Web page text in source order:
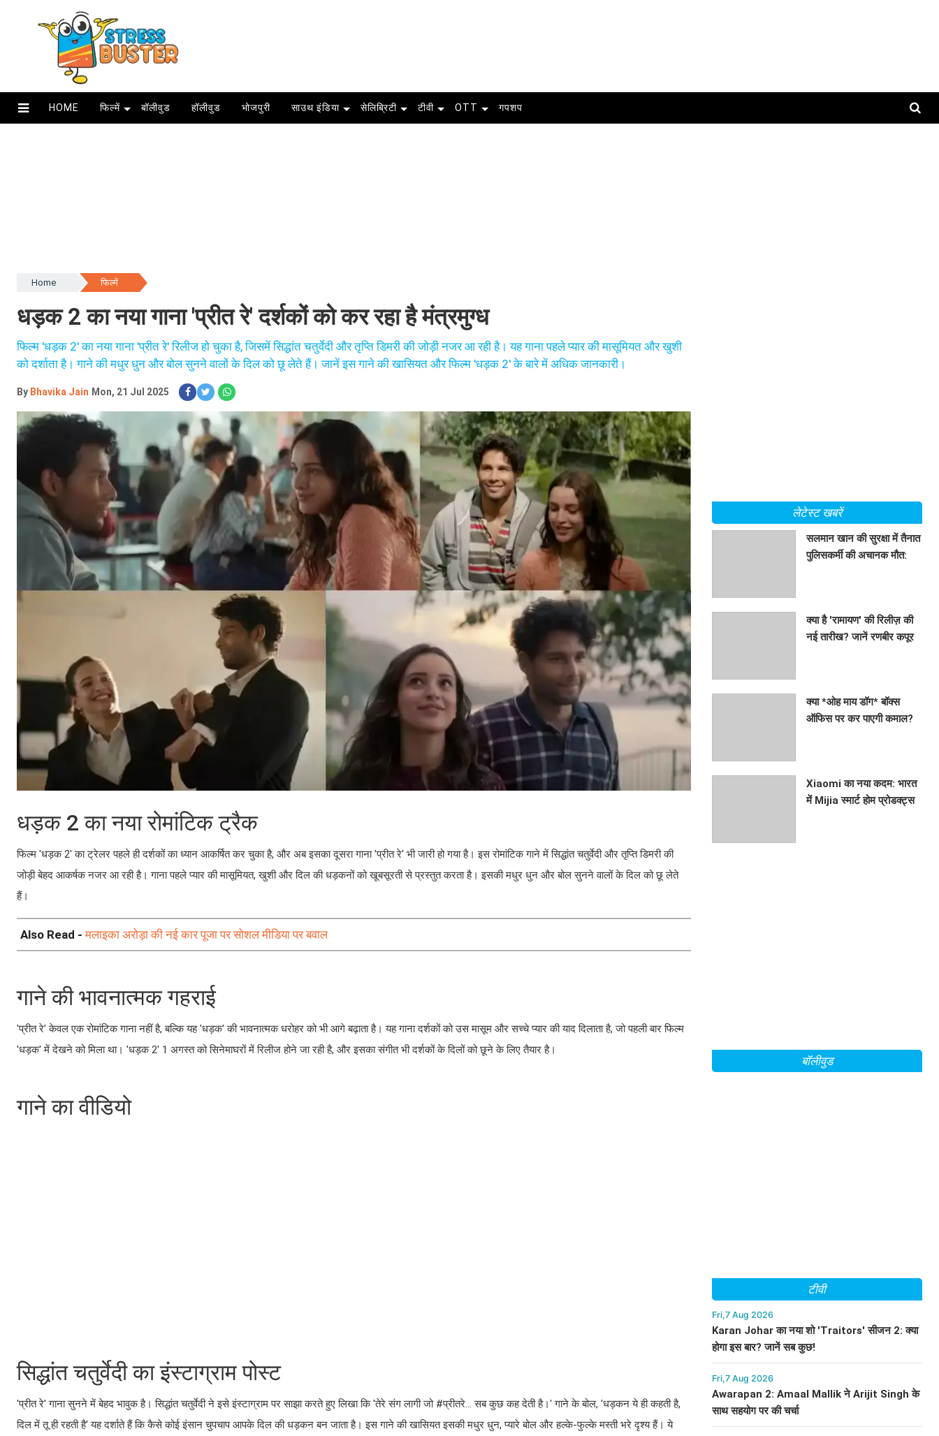
HOME फिल्में बॉलीवुड हॉलीवुड भोजपुरी साउथ इंडिया सेलिब्रिटी टीवी OTT गपशप
Home फिल्में
धड़क 2 का नया गाना 'प्रीत रे' दर्शकों को कर रहा है मंत्रमुग्ध
फिल्म 'धड़क 2' का नया गाना 'प्रीत रे' रिलीज हो चुका है, जिसमें सिद्धांत चतुर्वेदी और तृप्ति डिमरी की जोड़ी नजर आ रही है। यह गाना पहले प्यार की मासूमियत और खुशी
को दर्शाता है। गाने की मधुर धुन और बोल सुनने वालों के दिल को छू लेते हैं। जानें इस गाने की खासियत और फिल्म 'धड़क 2' के बारे में अधिक जानकारी।
By Bhavika Jain Mon, 21 Jul 2025
धड़क 2 का नया रोमांटिक ट्रैक
फिल्म 'धड़क 2' का ट्रेलर पहले ही दर्शकों का ध्यान आकर्षित कर चुका है, और अब इसका दूसरा गाना 'प्रीत रे' भी जारी हो गया है। इस रोमांटिक गाने में सिद्धांत चतुर्वेदी और तृप्ति डिमरी की
जोड़ी बेहद आकर्षक नजर आ रही है। गाना पहले प्यार की मासूमियत, खुशी और दिल की धड़कनों को खूबसूरती से प्रस्तुत करता है। इसकी मधुर धुन और बोल सुनने वालों के दिल को छू लेते
हैं।
Also Read -मलाइका अरोड़ा की नई कार पूजा पर सोशल मीडिया पर बवाल
गाने की भावनात्मक गहराई
'प्रीत रे' केवल एक रोमांटिक गाना नहीं है, बल्कि यह 'धड़क' की भावनात्मक धरोहर को भी आगे बढ़ाता है। यह गाना दर्शकों को उस मासूम और सच्चे प्यार की याद दिलाता है, जो पहली बार फिल्म
'धड़क' में देखने को मिला था। 'धड़क 2' 1 अगस्त को सिनेमाघरों में रिलीज होने जा रही है, और इसका संगीत भी दर्शकों के दिलों को छूने के लिए तैयार है।
गाने का वीडियो
सिद्धांत चतुर्वेदी का इंस्टाग्राम पोस्ट
'प्रीत रे' गाना सुनने में बेहद भावुक है। सिद्धांत चतुर्वेदी ने इसे इंस्टाग्राम पर साझा करते हुए लिखा कि 'तेरे संग लागी जो #प्रीतरे... सब कुछ कह देती है।' गाने के बोल, 'धड़कन ये ही कहती है,
दिल में तू ही रहती है' यह दर्शाते हैं कि कैसे कोई इंसान चुपचाप आपके दिल की धड़कन बन जाता है। इस गाने की खासियत इसकी मधुर धुन, प्यारे बोल और हल्के-फुल्के मस्ती भरे दृश्य हैं। ये
लेटेस्ट खबरें
सलमान खान की सुरक्षा में तैनात
पुलिसकर्मी की अचानक मौत:
क्या है 'रामायण' की रिलीज़ की
नई तारीख? जानें रणबीर कपूर
क्या *ओह माय डॉग* बॉक्स
ऑफिस पर कर पाएगी कमाल?
Xiaomi का नया कदम: भारत
में Mijia स्मार्ट होम प्रोडक्ट्स
बॉलीवुड
टीवी
Fri,7 Aug 2026
Karan Johar का नया शो 'Traitors' सीजन 2: क्या
होगा इस बार? जानें सब कुछ!
Fri,7 Aug 2026
Awarapan 2: Amaal Mallik ने Arijit Singh के
साथ सहयोग पर की चर्चा